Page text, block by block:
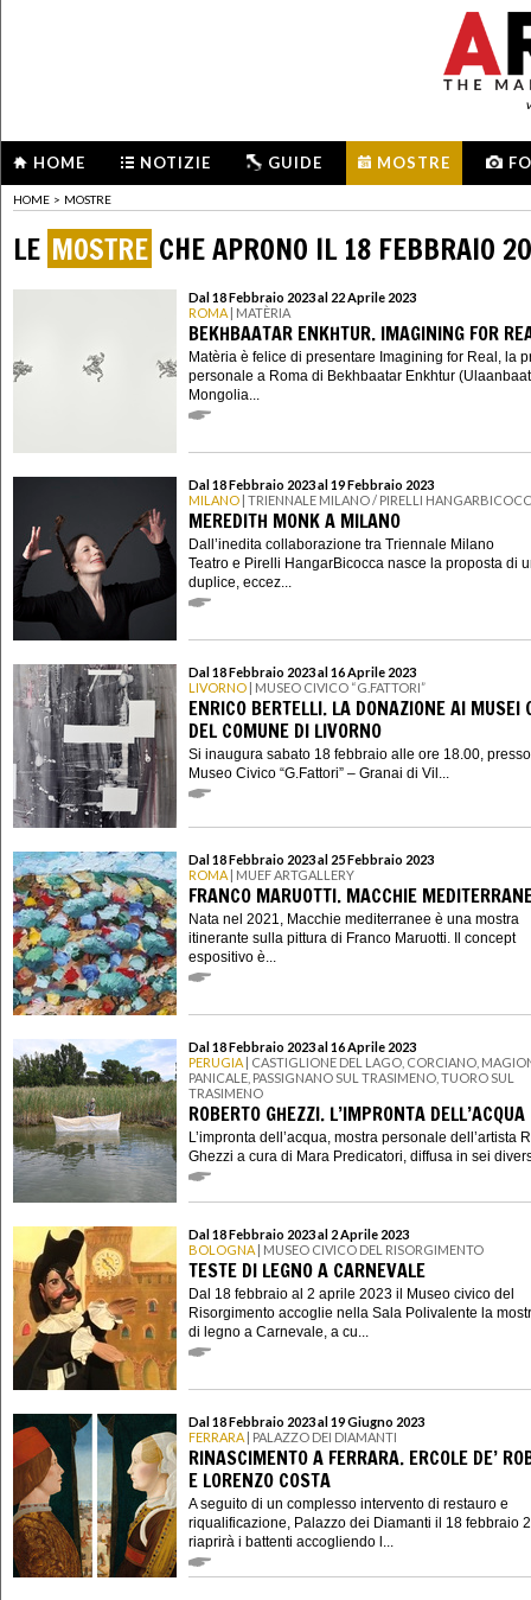
HOME NOTIZIE GUIDE MOSTRE
HOME > MOSTRE
LE MOSTRE CHE APRONO IL 18 FEBBRAIO
Dal 18 Febbraio 2023 al 22 Aprile 2023
ROMA | MATÈRIA
BEKHBAATAR ENKHTUR. IMAGINING FOR
Matèria è felice di presentare Imagining for Real, la
personale a Roma di Bekhbaatar Enkhtur
Mongolia...
Dal 18 Febbraio 2023 al 19 Febbraio 2023
MILANO | TRIENNALE MILANO / PIRELLI
MEREDITH MONK A MILANO
Dall’inedita collaborazione tra Triennale Milano
Teatro e Pirelli HangarBicocca nasce la proposta di
duplice, eccez...
Dal 18 Febbraio 2023 al 16 Aprile 2023
LIVORNO | MUSEO CIVICO “G.FATTORI”
ENRICO BERTELLI. LA DONAZIONE AI MUSEI
DEL COMUNE DI LIVORNO
Si inaugura sabato 18 febbraio alle ore 18.00,
Museo Civico “G.Fattori” – Granai di Vil...
Dal 18 Febbraio 2023 al 25 Febbraio 2023
ROMA | MUEF ARTGALLERY
FRANCO MARUOTTI. MACCHIE
Nata nel 2021, Macchie mediterranee è una mostra
itinerante sulla pittura di Franco Maruotti. Il concept
espositivo è...
Dal 18 Febbraio 2023 al 16 Aprile 2023
PERUGIA | CASTIGLIONE DEL LAGO, CORCIANO,
PANICALE, PASSIGNANO SUL TRASIMENO, TUORO SUL
TRASIMENO
ROBERTO GHEZZI. L’IMPRONTA DELL’ACQUA
L’impronta dell’acqua, mostra personale dell’artista
Ghezzi a cura di Mara Predicatori, diffusa in sei
Dal 18 Febbraio 2023 al 2 Aprile 2023
BOLOGNA | MUSEO CIVICO DEL RISORGIMENTO
TESTE DI LEGNO A CARNEVALE
Dal 18 febbraio al 2 aprile 2023 il Museo civico del
Risorgimento accoglie nella Sala Polivalente la
di legno a Carnevale, a cu...
Dal 18 Febbraio 2023 al 19 Giugno 2023
FERRARA | PALAZZO DEI DIAMANTI
RINASCIMENTO A FERRARA. ERCOLE DE’
E LORENZO COSTA
A seguito di un complesso intervento di restauro e
riqualificazione, Palazzo dei Diamanti il 18 febbraio
riaprirà i battenti accogliendo l...